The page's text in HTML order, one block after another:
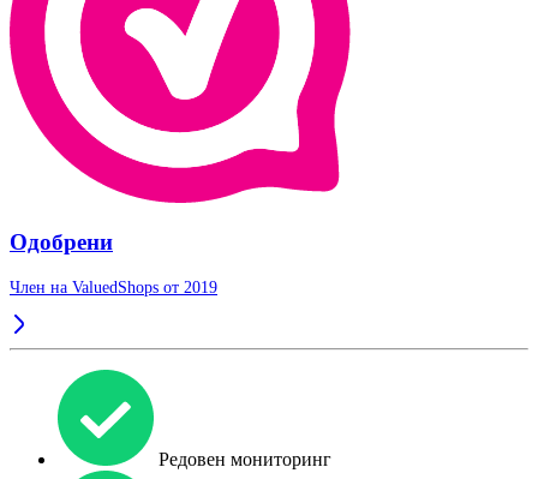
Одобрени
Член на ValuedShops от 2019
Редовен мониторинг